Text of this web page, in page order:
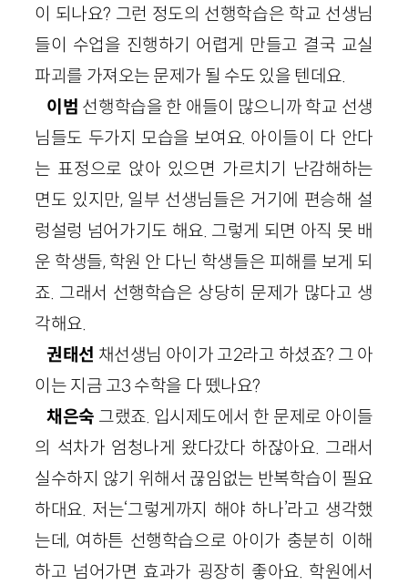
이 되나요? 그런 정도의 선행학습은 학교 선생님
들이 수업을 진행하기 어렵게 만들고 결국 교실
파괴를 가져오는 문제가 될 수도 있을 텐데요.
이범 선행학습을 한 애들이 많으니까 학교 선생
님들도 두가지 모습을 보여요. 아이들이 다 안다
는 표정으로 앉아 있으면 가르치기 난감해하는
면도 있지만, 일부 선생님들은 거기에 편승해 설
렁설렁 넘어가기도 해요. 그렇게 되면 아직 못 배
운 학생들, 학원 안 다닌 학생들은 피해를 보게 되
죠. 그래서 선행학습은 상당히 문제가 많다고 생
각해요.
권태선 채선생님 아이가 고2라고 하셨죠? 그 아
이는 지금 고3 수학을 다 뗐나요?
채은숙 그랬죠. 입시제도에서 한 문제로 아이들
의 석차가 엄청나게 왔다갔다 하잖아요. 그래서
실수하지 않기 위해서 끊임없는 반복학습이 필요
하대요. 저는‘그렇게까지 해야 하나’라고 생각했
는데, 여하튼 선행학습으로 아이가 충분히 이해
하고 넘어가면 효과가 굉장히 좋아요. 학원에서